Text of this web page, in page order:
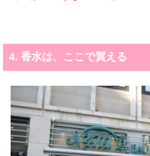
4. 香水は、ここで買える